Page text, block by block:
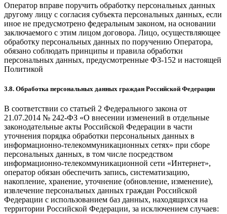
Оператор вправе поручить обработку персональных данных
другому лицу с согласия субъекта персональных данных, если
иное не предусмотрено федеральным законом, на основании
заключаемого с этим лицом договора. Лицо, осуществляющее
обработку персональных данных по поручению Оператора,
обязано соблюдать принципы и правила обработки
персональных данных, предусмотренные ФЗ-152 и настоящей
Политикой
3.8. Обработка персональных данных граждан Российской Федерации
В соответствии со статьей 2 Федерального закона от
21.07.2014 № 242-ФЗ «О внесении изменений в отдельные
законодательные акты Российской Федерации в части
уточнения порядка обработки персональных данных в
информационно-телекоммуникационных сетях» при сборе
персональных данных, в том числе посредством
информационно-телекоммуникационной сети «Интернет»,
оператор обязан обеспечить запись, систематизацию,
накопление, хранение, уточнение (обновление, изменение),
извлечение персональных данных граждан Российской
Федерации с использованием баз данных, находящихся на
территории Российской Федерации, за исключением случаев: